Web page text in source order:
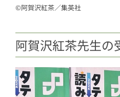
©阿賀沢紅茶／集英社
阿賀沢紅茶先生の